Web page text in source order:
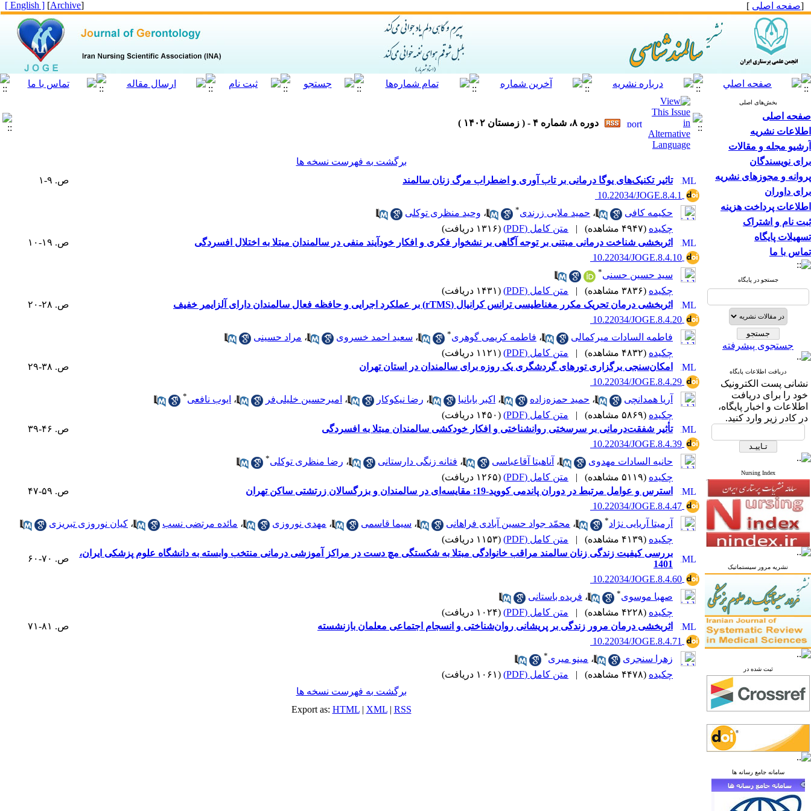
[صفحه اصلی ]
[
Archive
]
[ English ]
بخش‌های اصلی
صفحه اصلی
اطلاعات نشریه
آرشیو مجله و مقالات
برای نویسندگان
پروانه و مجوزهای نشریه
برای داوران
اطلاعات پرداخت هزینه
ثبت نام و اشتراک
تسهیلات پایگاه
تماس با ما
جستجو در پایگاه
جستجوی پیشرفته
دریافت اطلاعات پایگاه
نشانی پست الکترونیک
خود را برای دریافت
اطلاعات و اخبار پایگاه،
در کادر زیر وارد کنید.
Nursing Index
نشریه مرور سیستماتیک
ثبت شده در
سامانه جامع رسانه ها
دوره ۸، شماره ۴ - ( زمستان ۱۴۰۲ )
برگشت به فهرست نسخه ها
تاثیر تکنیک‌های یوگا درمانی بر تاب آوری و اضطراب مرگ زنان سالمند
ص. ۹-۱
‎ 10.22034/JOGE.8.4.1
حکیمه کافی
، حمید ملایی زرندی* ، وحید منظری توکلی
چکیده (۴۹۴۷ مشاهده) | متن کامل (PDF)
(۱۳۱۶ دریافت)
اثربخشی شناخت درمانی مبتنی بر توجه آگاهی بر نشخوار فکری و افکار خودآیند منفی در سالمندان مبتلا به اختلال افسردگی
ص. ۱۹-۱۰
‎ 10.22034/JOGE.8.4.10
سید حسین حسنی*
چکیده (۳۸۳۶ مشاهده) | متن کامل (PDF)
(۱۴۳۱ دریافت)
اثربخشی درمان تحریک مکرر مغناطیسی ترانس کرانیال (rTMS) بر عملکرد اجرایی و حافظه فعال سالمندان دارای آلزایمر خفیف
ص. ۲۸-۲۰
‎ 10.22034/JOGE.8.4.20
فاطمه السادات میرکمالی
، فاطمه کریمی گوهری* ، سعید احمد خسروی ، مراد حسینی
چکیده (۴۸۳۲ مشاهده) | متن کامل (PDF)
(۱۱۲۱ دریافت)
امکان‌سنجی برگزاری تورهای گردشگری یک روزه برای سالمندان در استان تهران
ص. ۳۸-۲۹
‎ 10.22034/JOGE.8.4.29
آریا همدانچی
، حمید حمزه‌زاده ، اکبر بابانیا ، رضا نیکوکار ، امیرحسین خلیلی‌فر ، ایوب نافعی*
چکیده (۵۸۶۹ مشاهده) | متن کامل (PDF)
(۱۴۵۰ دریافت)
تأثیر شفقت‌درمانی بر سرسختی روانشناختی و افکار خودکشی سالمندان مبتلا به افسردگی
ص. ۴۶-۳۹
‎ 10.22034/JOGE.8.4.39
حانیه السادات مهدوی
، آناهیتا آقاعباسی ، فتانه زنگی دارستانی ، رضا منظری توکلی*
چکیده (۵۱۱۹ مشاهده) | متن کامل (PDF)
(۱۲۶۵ دریافت)
استرس و عوامل مرتبط در دوران پاندمی کووید-19: مقایسه‌ای در سالمندان و بزرگسالان زرتشتی ساکن تهران
ص. ۵۹-۴۷
‎ 10.22034/JOGE.8.4.47
آرمیتا آریایی نژاد* ، محمّد جواد حسین آبادی فراهانی ، سیما قاسمی ، مهدی نوروزی ، مائده مرتضی نسب ، کیان نوروزی تبریزی
چکیده (۴۱۳۹ مشاهده) | متن کامل (PDF)
(۱۱۵۳ دریافت)
بررسی کیفیت زندگی زنان سالمند مراقب خانوادگی مبتلا به شکستگی مچ دست در مراکز آموزشی درمانی منتخب وابسته به دانشگاه علوم پزشکی ایران،
1401
ص. ۷۰-۶۰
‎ 10.22034/JOGE.8.4.60
صهبا موسوی* ، فریده باستانی
چکیده (۴۲۲۸ مشاهده) | متن کامل (PDF)
(۱۰۲۴ دریافت)
اثربخشی درمان مرور زندگی بر پریشانی روان‌شناختی و انسجام اجتماعی معلمان بازنشسته
ص. ۸۱-۷۱
‎ 10.22034/JOGE.8.4.71
زهرا سنجری
، مینو میری*
چکیده (۴۴۷۸ مشاهده) | متن کامل (PDF)
(۱۰۶۱ دریافت)
برگشت به فهرست نسخه ها
Export as: HTML| XML| RSS